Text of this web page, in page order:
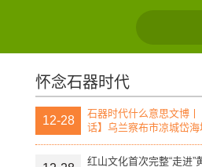
怀念石器时代
12-28
石器时代什么意思文博
话】乌兰察布市凉城岱
器时代文化遗址（上）
红山文化首次完整“走进”